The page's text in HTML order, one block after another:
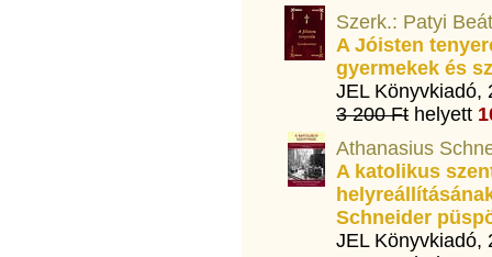
Szerk.: Patyi
A Jóisten
gyermekek és
JEL Könyvkiadó,
3 200 Ft helyett
Athanasius
A katolikus
Schneider
JEL Könyvkiadó,